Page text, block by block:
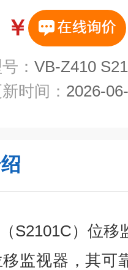
￥
： VB-Z410
时间： 2026-
S2101C）位移
监视器，其可